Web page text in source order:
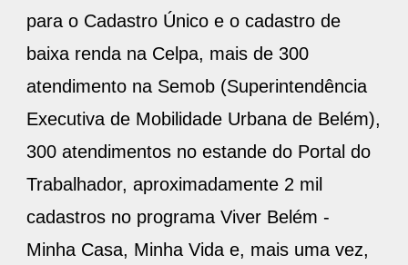
para o Cadastro Único e o cadastro de
baixa renda na Celpa, mais de 300
atendimento na Semob (Superintendência
Executiva de Mobilidade Urbana de Belém),
300 atendimentos no estande do Portal do
Trabalhador, aproximadamente 2 mil
cadastros no programa Viver Belém -
Minha Casa, Minha Vida e, mais uma vez,